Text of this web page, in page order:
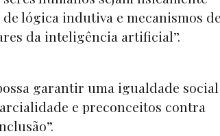
lógica indutiva e mecanismos de
da inteligência artificial”.
garantir uma igualdade social
e preconceitos contra